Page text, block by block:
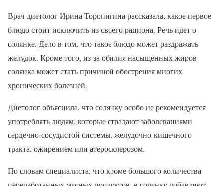
Врач-диетолог Ирина Торопигина рассказала, какое первое
блюдо стоит исключить из своего рациона. Речь идет о
солянке. Дело в том, что такое блюдо может раздражать
желудок. Кроме того, из-за обилия насыщенных жиров
солянка может стать причиной обострения многих
хронических болезней.
Диетолог объяснила, что солянку особо не рекомендуется
употреблять людям, которые страдают заболеваниями
сердечно-сосудистой системы, желудочно-кишечного
тракта, ожирением или атеросклерозом.
По словам специалиста, что кроме большого количества